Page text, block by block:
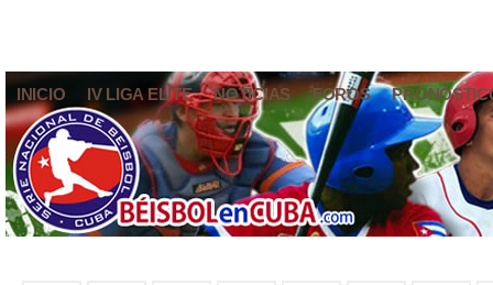
INICIO IV LIGA ELITE NOTICIAS FOROS